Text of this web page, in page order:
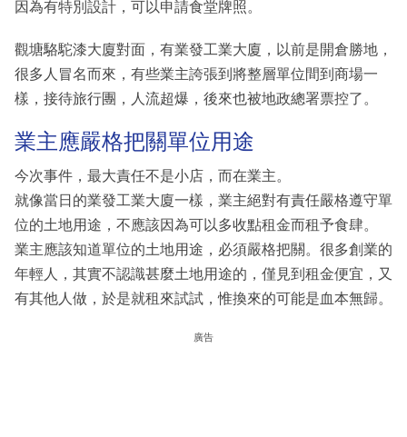
因為有特別設計，可以申請食堂牌照。
觀塘駱駝漆大廈對面，有業發工業大廈，以前是開倉勝地，
很多人冒名而來，有些業主誇張到將整層單位間到商場一
樣，接待旅行團，人流超爆，後來也被地政總署票控了。
業主應嚴格把關單位用途
今次事件，最大責任不是小店，而在業主。
就像當日的業發工業大廈一樣，業主絕對有責任嚴格遵守單
位的土地用途，不應該因為可以多收點租金而租予食肆。
業主應該知道單位的土地用途，必須嚴格把關。很多創業的
年輕人，其實不認識甚麼土地用途的，僅見到租金便宜，又
有其他人做，於是就租來試試，惟換來的可能是血本無歸。
廣告